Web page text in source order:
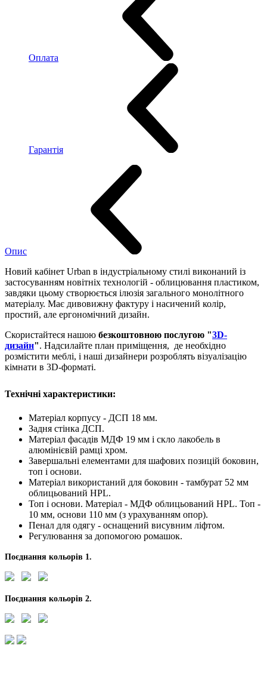
Оплата
Гарантія
Опис
Новий кабінет Urban в індустріальному стилі виконаний із
застосуванням новітніх технологій - облицювання пластиком,
завдяки цьому створюється ілюзія загального монолітного
матеріалу. Має дивовижну фактуру і насичений колір,
простий, але ергономічний дизайн.
Скористайтеся нашою безкоштовною послугою "3D-
дизайн". Надсилайте план приміщення, де необхідно
розмістити меблі, і наші дизайнери розроблять візуалізацію
кімнати в 3D-форматі.
Технічні характеристики:
Матеріал корпусу - ДСП 18 мм.
Задня стінка ДСП.
Матеріал фасадів МДФ 19 мм і скло лакобель в
алюмінієвій рамці хром.
Завершальні елементами для шафових позицій боковин,
топ і основи.
Матеріал використаний для боковин - тамбурат 52 мм
облицьований HPL.
Топ і основи. Матеріал - МДФ облицьований HPL. Топ -
10 мм, основи 110 мм (з урахуванням опор).
Пенал для одягу - оснащений висувним ліфтом.
Регулювання за допомогою ромашок.
Поєднання кольорів 1.
Поєднання кольорів 2.